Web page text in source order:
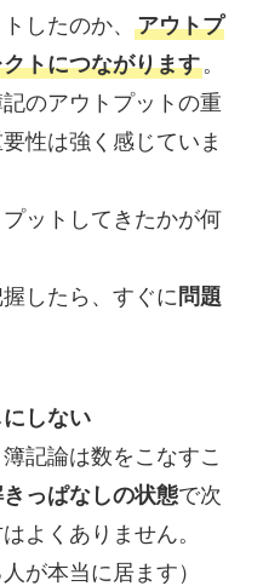
したのか、 アウトプ
トにつながります。
のアウトプットの重
性は強く感じていま
ットしてきたかが何
したら、すぐに 問題
にしない
記論は数をこなすこ
きっぱなしの状態で次
よくありません。
が本当に居ます）